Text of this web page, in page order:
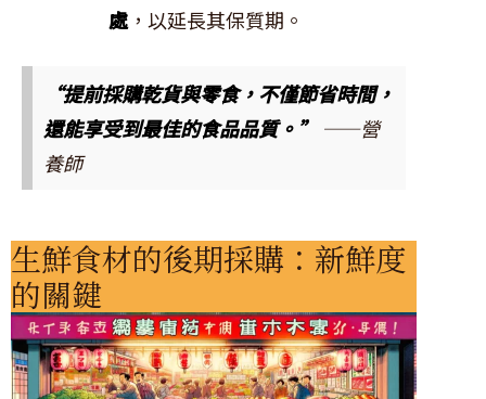
處，以延長其保質期。
“提前採購乾貨與零食，不僅節省時間，
還能享受到最佳的食品品質。” ——營
養師
生鮮食材的後期採購：新鮮度
的關鍵